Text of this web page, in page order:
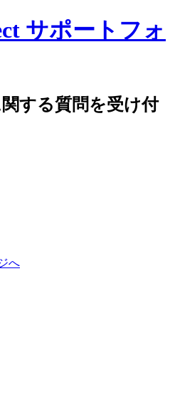
サポートフォ
する質問を受け付
へ